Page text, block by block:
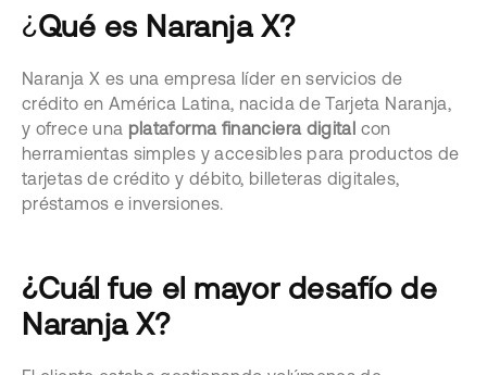
¿Qué es Naranja X?
Naranja X es una empresa líder en servicios de
crédito en América Latina, nacida de Tarjeta Naranja,
y ofrece una plataforma financiera digital con
herramientas simples y accesibles para productos de
tarjetas de crédito y débito, billeteras digitales,
préstamos e inversiones.
¿Cuál fue el mayor desafío de
Naranja X?